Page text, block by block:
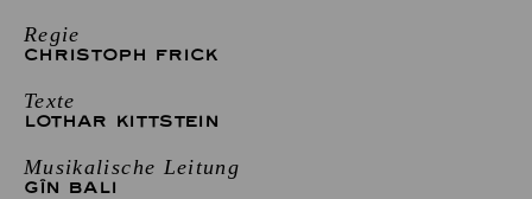
Regie
CHRISTOPH FRICK
Texte
LOTHAR KITTSTEIN
Musikalische Leitung
GÎN BALI